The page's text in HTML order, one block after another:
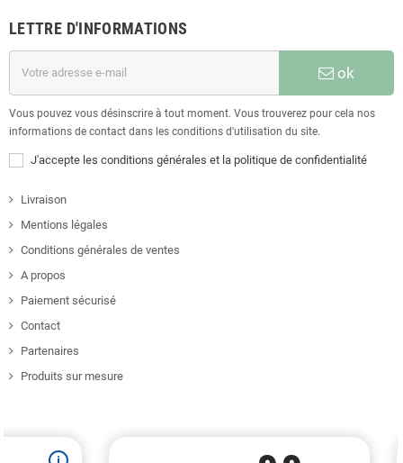
LETTRE D'INFORMATIONS
ok
Vous pouvez vous désinscrire à tout moment. Vous trouverez pour cela nos
informations de contact dans les conditions d'utilisation du site.
J'accepte les conditions générales et la politique de confidentialité
Livraison
Mentions légales
Conditions générales de ventes
A propos
Paiement sécurisé
Contact
Partenaires
Produits sur mesure